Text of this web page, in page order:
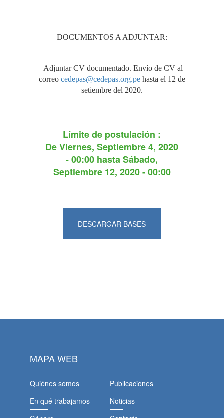
DOCUMENTOS A ADJUNTAR:
Adjuntar CV documentado. Envío de CV al
correo cedepas@cedepas.org.pehasta el 12 de
setiembre del 2020.
Límite de postulación :
DeViernes, Septiembre 4, 2020
- 00:00 hastaSábado,
Septiembre 12, 2020 - 00:00
DESCARGAR BASES
MAPA WEB
Quiénes somos
En qué trabajamos
Publicaciones
Noticias